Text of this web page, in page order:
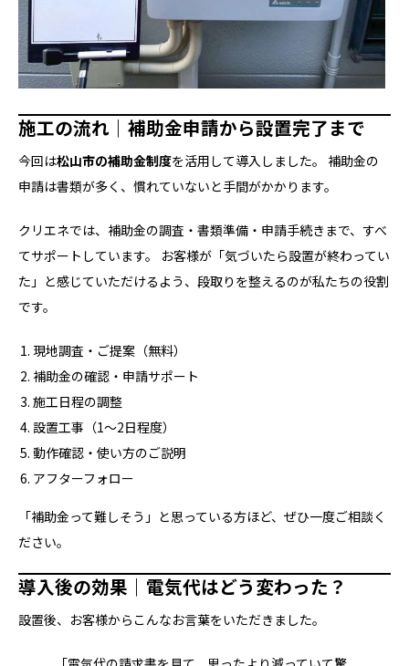
施工の流れ｜補助金申請から設置完了まで
今回は松山市の補助金制度を活用して導入しました。 補助金の
申請は書類が多く、慣れていないと手間がかかります。
クリエネでは、補助金の調査・書類準備・申請手続きまで、すべ
てサポートしています。 お客様が「気づいたら設置が終わってい
た」と感じていただけるよう、段取りを整えるのが私たちの役割
です。
現地調査・ご提案（無料）
補助金の確認・申請サポート
施工日程の調整
設置工事（1〜2日程度）
動作確認・使い方のご説明
アフターフォロー
「補助金って難しそう」と思っている方ほど、ぜひ一度ご相談く
ださい。
導入後の効果｜電気代はどう変わった？
設置後、お客様からこんなお言葉をいただきました。